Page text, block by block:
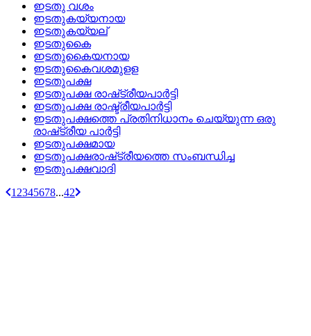
ഇടതു വശം
ഇടതുകയ്യനായ
ഇടതുകയ്യല്
ഇടതുകൈ
ഇടതുകൈയനായ
ഇടതുകൈവശമുളള
ഇടതുപക്ഷ
ഇടതുപക്ഷ രാഷ്‌ട്രീയപാര്‍ട്ടി
ഇടതുപക്ഷ രാഷ്ട്രീയപാര്‍ട്ടി
ഇടതുപക്ഷത്തെ പ്രതിനിധാനം ചെയ്യുന്ന ഒരു
രാഷ്‌ട്രീയ പാര്‍ട്ടി
ഇടതുപക്ഷമായ
ഇടതുപക്ഷരാഷ്‌ട്രീയത്തെ സംബന്ധിച്ച
ഇടതുപക്ഷവാദി
1 2345678...42